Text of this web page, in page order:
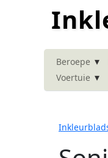
Beroepe ▾
Voertuie ▾